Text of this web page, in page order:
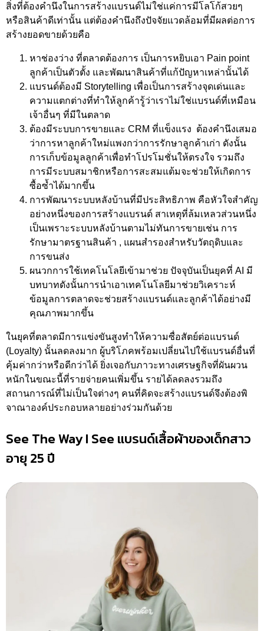
สิ่งที่ต้องคำนึงในการสร้างแบรนด์ไม่ใช่แค่การมีโลโก้สวยๆ
หรือสินค้าดีเท่านั้น แต่ต้องคำนึงถึงปัจจัยแวดล้อมที่มีผลต่อการ
สร้างยอดขายด้วยคือ
หาช่องว่าง ที่ตลาดต้องการ เป็นการหยิบเอา Pain point
ลูกค้าเป็นตัวตั้ง และพัฒนาสินค้าที่แก้ปัญหาเหล่านั้นได้
แบรนด์ต้องมี Storytelling เพื่อเป็นการสร้างจุดเด่นและ
ความแตกต่างที่ทำให้ลูกค้ารู้ว่าเราไม่ใช่แบรนด์ที่เหมือน
เจ้าอื่นๆ ที่มีในตลาด
ต้องมีระบบการขายและ CRM ที่แข็งแรง ต้องคำนึงเสมอ
ว่าการหาลูกค้าใหม่แพงกว่าการรักษาลูกค้าเก่า ดังนั้น
การเก็บข้อมูลลูกค้าเพื่อทำโปรโมชั่นให้ตรงใจ รวมถึง
การมีระบบสมาชิกหรือการสะสมแต้มจะช่วยให้เกิดการ
ซื้อซ้ำได้มากขึ้น
การพัฒนาระบบหลังบ้านที่มีประสิทธิภาพ คือหัวใจสำคัญ
อย่างหนึ่งของการสร้างแบรนด์ สาเหตุที่ล้มเหลวส่วนหนึ่ง
เป็นเพราะระบบหลังบ้านตามไม่ทันการขายเช่น การ
รักษามาตรฐานสินค้า , แผนสำรองสำหรับวัตถุดิบและ
การขนส่ง
ผนวกการใช้เทคโนโลยีเข้ามาช่วย ปัจจุบันเป็นยุคที่ AI มี
บทบาทดังนั้นการนำเอาเทคโนโลยีมาช่วยวิเคราะห์
ข้อมูลการตลาดจะช่วยสร้างแบรนด์และลูกค้าได้อย่างมี
คุณภาพมากขึ้น
ในยุคที่ตลาดมีการแข่งขันสูงทำให้ความซื่อสัตย์ต่อแบรนด์
(Loyalty) นั้นลดลงมาก ผู้บริโภคพร้อมเปลี่ยนไปใช้แบรนด์อื่นที่
คุ้มค่ากว่าหรือดีกว่าได้ ยิ่งเจอกับภาวะทางเศรษฐกิจที่ผันผวน
หนักในขณะนี้ที่รายจ่ายคนเพิ่มขึ้น รายได้ลดลงรวมถึง
สถานการณ์ที่ไม่เป็นใจต่างๆ คนที่คิดจะสร้างแบรนด์จึงต้องพิ
จาณาองค์ประกอบหลายอย่างร่วมกันด้วย
See The Way I See แบรนด์เสื้อผ้าของเด็กสาว
อายุ 25 ปี